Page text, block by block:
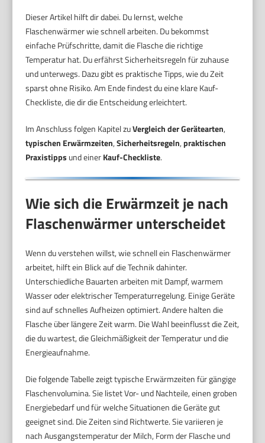
Dieser Artikel hilft dir dabei. Du lernst, welche
Flaschenwärmer wie schnell arbeiten. Du bekommst
einfache Prüfschritte, damit die Flasche die richtige
Temperatur hat. Du erfährst Sicherheitsregeln für zuhause
und unterwegs. Dazu gibt es praktische Tipps, wie du Zeit
sparst ohne Risiko. Am Ende findest du eine klare Kauf-
Checkliste, die dir die Entscheidung erleichtert.
Im Anschluss folgen Kapitel zuVergleich der Gerätearten,
typischen Erwärmzeiten,Sicherheitsregeln,praktischen
Praxistipps und einerKauf-Checkliste.
Wie sich die Erwärmzeit je nach
Flaschenwärmer unterscheidet
Wenn du verstehen willst, wie schnell ein Flaschenwärmer
arbeitet, hilft ein Blick auf die Technik dahinter.
Unterschiedliche Bauarten arbeiten mit Dampf, warmem
Wasser oder elektrischer Temperaturregelung. Einige Geräte
sind auf schnelles Aufheizen optimiert. Andere halten die
Flasche über längere Zeit warm. Die Wahl beeinflusst die Zeit,
die du wartest, die Gleichmäßigkeit der Temperatur und die
Energieaufnahme.
Die folgende Tabelle zeigt typische Erwärmzeiten für gängige
Flaschenvolumina. Sie listet Vor- und Nachteile, einen groben
Energiebedarf und für welche Situationen die Geräte gut
geeignet sind. Die Zeiten sind Richtwerte. Sie variieren je
nach Ausgangstemperatur der Milch, Form der Flasche und